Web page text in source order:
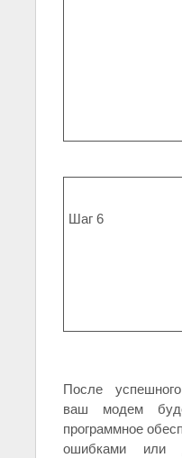
Шаг 6
После
ваш модем
программное
ошибками или